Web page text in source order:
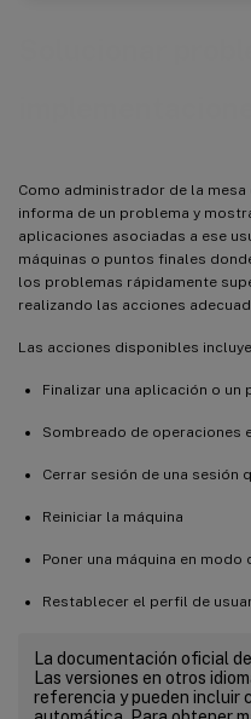
Como administrador de la
informa de un problema y
aplicaciones asociadas a ese
máquinas o puntos finales
los problemas rápidamente
realizando las acciones
Las acciones disponibles
Finalizar una aplicación o
Sombreado de operaciones
Cerrar sesión de una sesión
Reiniciar la máquina
Poner una máquina en modo
Restablecer el perfil de
La documentación oficial
Las versiones en otros
referencia y pueden incluir